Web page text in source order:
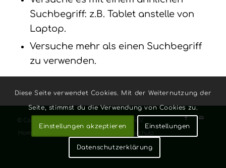
Suchbegriff: z.B. Tablet anstelle von
Laptop.
Versuche mehr als einen Suchbegriff
zu verwenden.
© Copyright - Schützenverein Kückelheim e.V.
Home
Datenschutz
Diese Seite verwendet Cookies. Mit der Weiternutzung der
Seite, stimmst du die Verwendung von Cookies zu.
Einstellungen akzeptieren Einstellungen
Datenschutzerklärung